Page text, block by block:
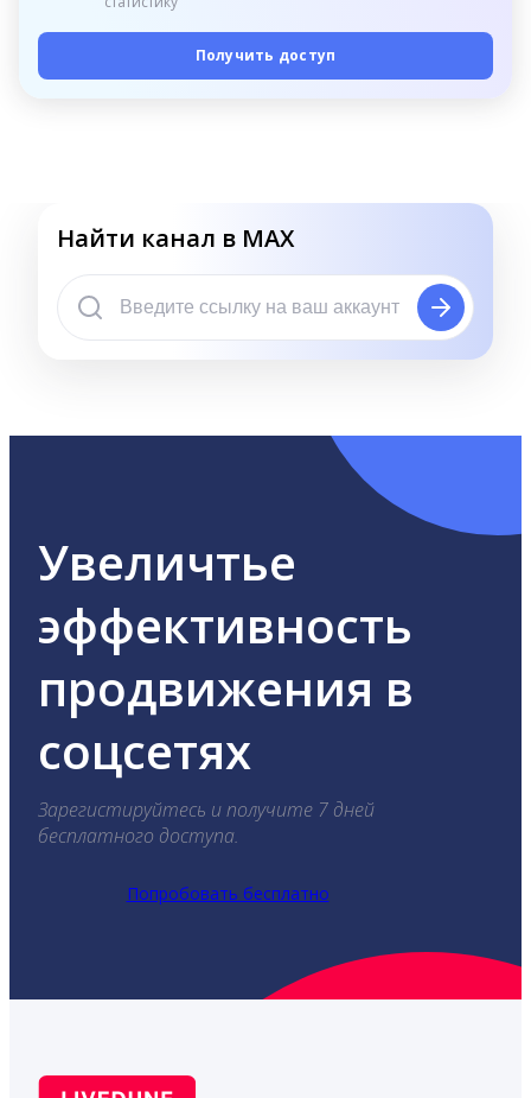
Получить доступ
Найти канал в MAX
Увеличтье
эффективность
продвижения в
соцсетях
Зарегистируйтесь и получите 7 дней
бесплатного доступа.
Попробовать бесплатно